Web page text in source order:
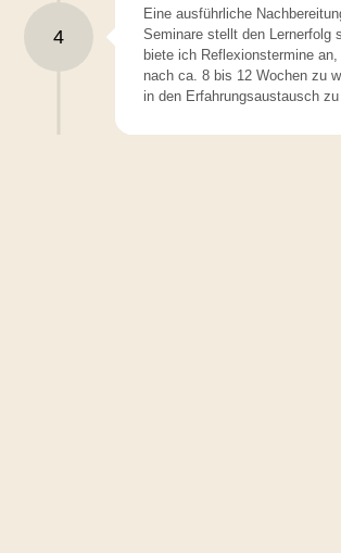
Eine ausführliche
Seminare stellt den Lernerfolg
biete ich Reflexions­termine
nach ca. 8 bis 12 Wochen zu
in den Erfahrungs­austausch
4